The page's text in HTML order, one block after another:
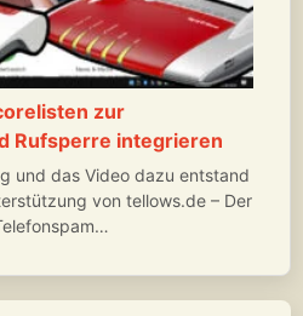
zur
Rufsperre integrieren
und das Video dazu entstand
von tellows.de – Der